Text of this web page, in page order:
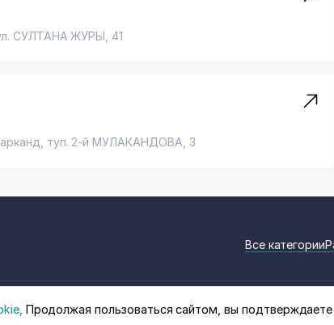
СУЛТАНА ЖУРЫ , 41
туп. 2-й МУЛАКАНДОВА , 3
Все категории
Продолжая пользоваться сайтом, вы